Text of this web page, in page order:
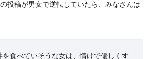
投稿が男女で逆転していたら、みなさんは
を食べていそうな女は、情けで優しくす